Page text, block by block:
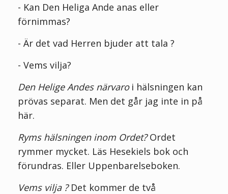
- Kan Den Heliga Ande anas eller
förnimmas?
- Är det vad Herren bjuder att tala ?
- Vems vilja?
Den Helige Andes närvaro i hälsningen kan
prövas separat. Men det går jag inte in på
här.
Ryms hälsningen inom Ordet?Ordet
rymmer mycket. Läs Hesekiels bok och
förundras. Eller Uppenbarelseboken.
Vems vilja ? Det kommer de två